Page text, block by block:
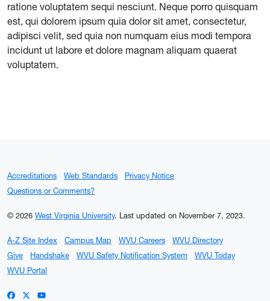
ratione voluptatem sequi nesciunt. Neque porro quisquam
est, qui dolorem ipsum quia dolor sit amet, consectetur,
adipisci velit, sed quia non numquam eius modi tempora
incidunt ut labore et dolore magnam aliquam quaerat
voluptatem.
Accreditations Web Standards
Privacy Notice
Questions or Comments?
© 2026 West Virginia University. Last updated on November 7, 2023.
A-Z Site Index Campus Map WVU Careers
WVU Directory
Give
Handshake WVU Safety Notification System
WVU Today
WVU Portal
WVU on Facebook
WVU on X / Twitter
WVU on YouTube